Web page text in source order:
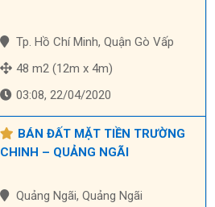
Tp. Hồ Chí Minh, Quận Gò Vấp
48 m2 (12m x 4m)
03:08, 22/04/2020
BÁN ĐẤT MẶT TIỀN TRƯỜNG
CHINH – QUẢNG NGÃI
Quảng Ngãi, Quảng Ngãi